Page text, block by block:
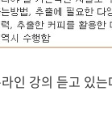
인 강의 듣고 있